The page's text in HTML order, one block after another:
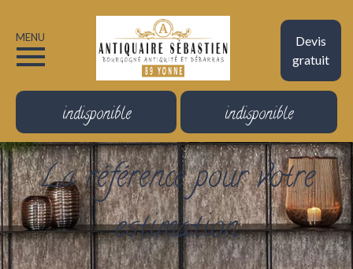
Devis
gratuit
MENU
indisponible indisponible
La référence pour votre
estimation